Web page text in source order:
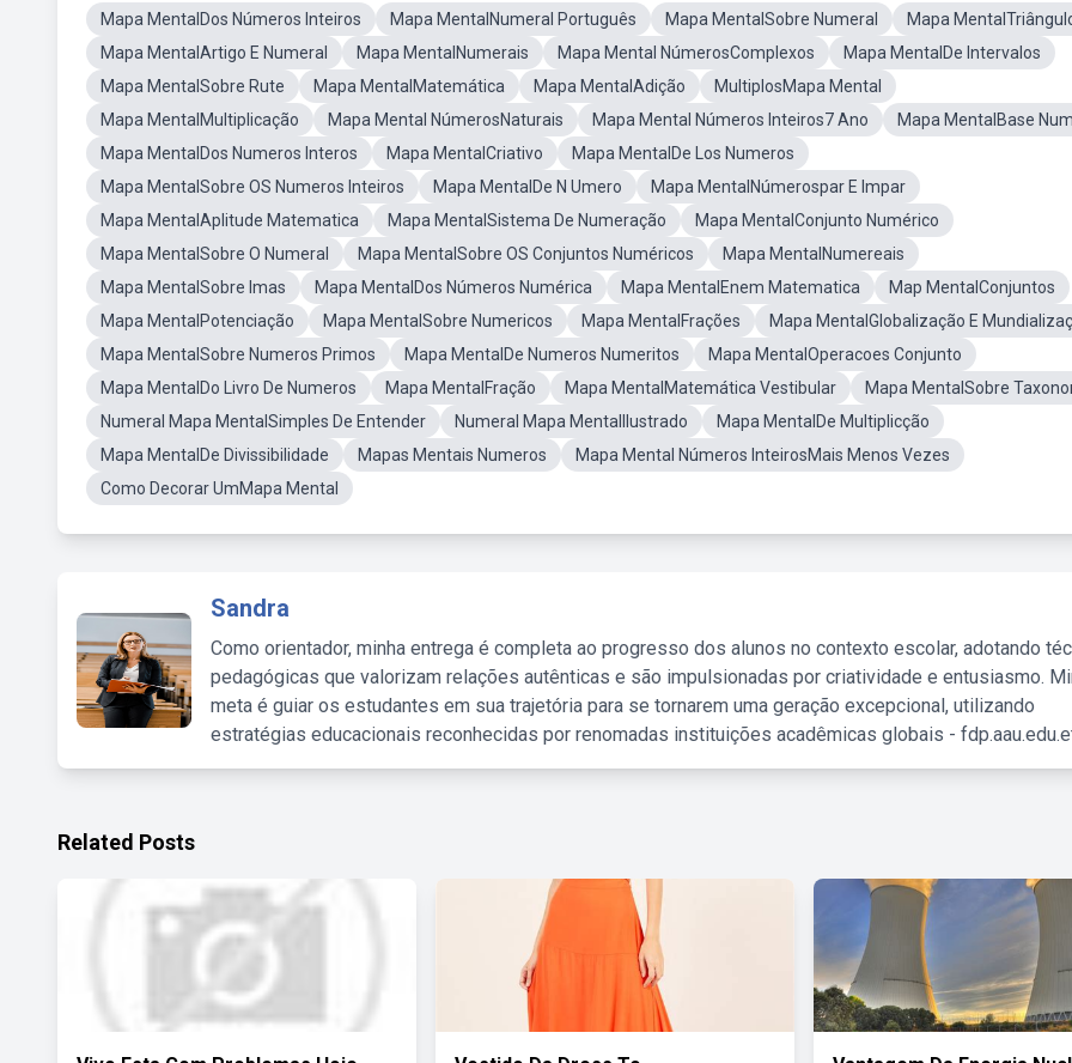
Mapa MentalDos Números Inteiros Mapa MentalNumeral Português Mapa MentalSobre Numeral
Mapa
Mapa MentalArtigo E Numeral
Mapa MentalNumerais Mapa Mental NúmerosComplexos
Mapa MentalDe Intervalos
Mapa MentalSobre Rute
Mapa MentalMatemática Mapa MentalAdição
MultiplosMapa Mental
Mapa MentalMultiplicação
Mapa Mental NúmerosNaturais Mapa Mental Números Inteiros7 Ano
Mapa MentalBase
Mapa MentalDos Numeros Interos
Mapa MentalCriativo
Mapa MentalDe Los Numeros
Mapa MentalSobre OS Numeros Inteiros
Mapa MentalDe N Umero
Mapa MentalNúmerospar E Impar
Mapa MentalAplitude Matematica
Mapa MentalSistema De Numeração
Mapa MentalConjunto Numérico
Mapa MentalSobre O Numeral
Mapa MentalSobre OS Conjuntos Numéricos
Mapa MentalNumereais
Mapa MentalSobre Imas
Mapa MentalDos Números Numérica Mapa MentalEnem Matematica
Map MentalConjuntos
Mapa MentalPotenciação
Mapa MentalSobre Numericos Mapa MentalFrações
Mapa MentalGlobalização E
Mapa MentalSobre Numeros Primos
Mapa MentalDe Numeros Numeritos
Mapa MentalOperacoes Conjunto
Mapa MentalDo Livro De Numeros
Mapa MentalFração Mapa MentalMatemática Vestibular
Mapa MentalSobre
Numeral Mapa MentalSimples De Entender
Numeral Mapa MentalIlustrado
Mapa MentalDe Multiplicção
Mapa MentalDe Divissibilidade
Mapas Mentais Numeros
Mapa Mental Números InteirosMais Menos Vezes
Como Decorar UmMapa Mental
Sandra
Como orientador, minha entrega é completa ao progresso dos alunos no contexto escolar, adotando
pedagógicas que valorizam relações autênticas e são impulsionadas por criatividade e entusiasmo.
meta é guiar os estudantes em sua trajetória para se tornarem uma geração excepcional, utilizando
estratégias educacionais reconhecidas por renomadas instituições acadêmicas globais -
Related Posts